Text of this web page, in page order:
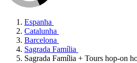
Espanha
Catalunha
Barcelona
Sagrada Família
Sagrada Família + Tours hop-on